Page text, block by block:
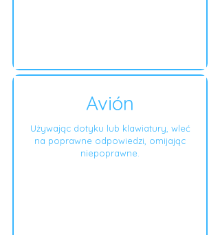
Avión
Używając dotyku lub klawiatury, wleć
na poprawne odpowiedzi, omijając
niepoprawne.